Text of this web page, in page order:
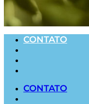
CONTATO
CONTATO